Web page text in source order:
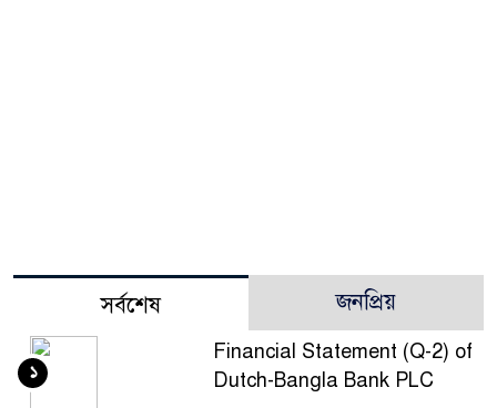
সর্বশেষ জনপ্রিয়
Financial Statement (Q-2) of
Dutch-Bangla Bank PLC
১